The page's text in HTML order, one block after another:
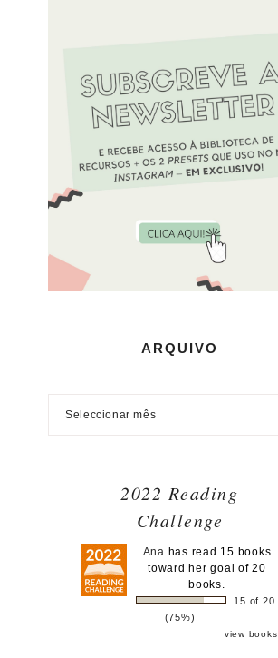
ARQUIVO
2022 Reading
Challenge
Ana has read 15 books
toward her goal of 20
books.
15 of 20
(75%)
view books